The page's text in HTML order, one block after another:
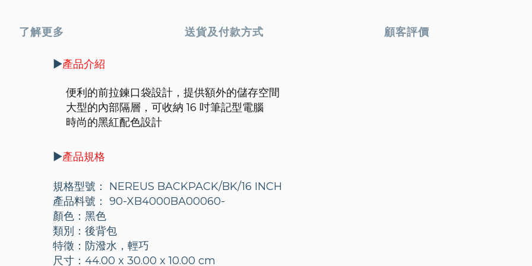
了解更多 送貨及付款方式 顧客評價
▶️產品介紹
便利的前拉鍊口袋設計，提供額外的儲存空間
大型的內部隔層，可收納 16 吋筆記型電腦
時尚的黑紅配色設計
▶️產品規格
規格型號： NEREUS BACKPACK/BK/16 INCH
產品料號： 90-XB4000BA00060-
顏色：黑色
類別：後背包
特徵：防潑水，輕巧
尺寸：44.00 x 30.00 x 10.00 cm